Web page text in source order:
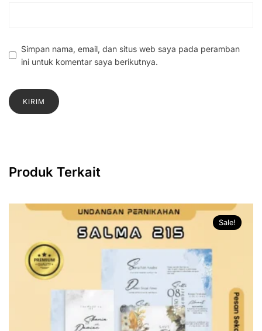
Simpan nama, email, dan situs web saya pada peramban
ini untuk komentar saya berikutnya.
Produk Terkait
Sale!